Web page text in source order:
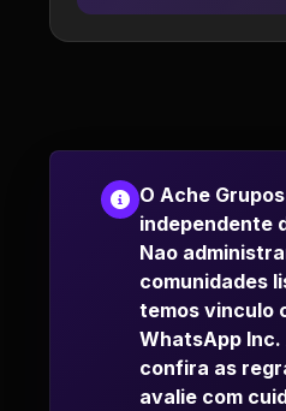
O Ache
independente
Nao
comunidades
temos vinculo
WhatsApp
confira as
avalie com